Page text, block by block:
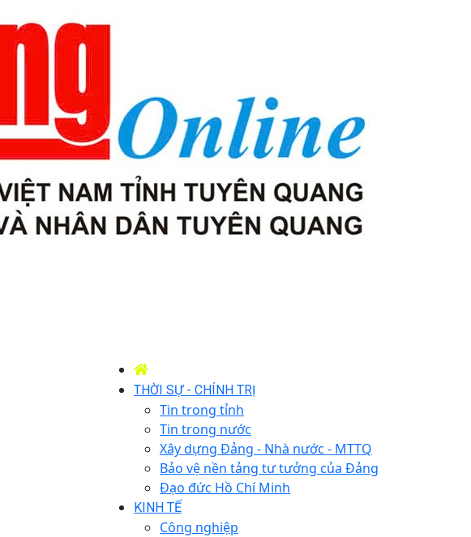
THỜI SỰ - CHÍNH TRỊ
Tin trong tỉnh
Tin trong nước
Xây dựng Đảng - Nhà nước - MTTQ
Bảo vệ nền tảng tư tưởng của Đảng
Đạo đức Hồ Chí Minh
KINH TẾ
Công nghiệp